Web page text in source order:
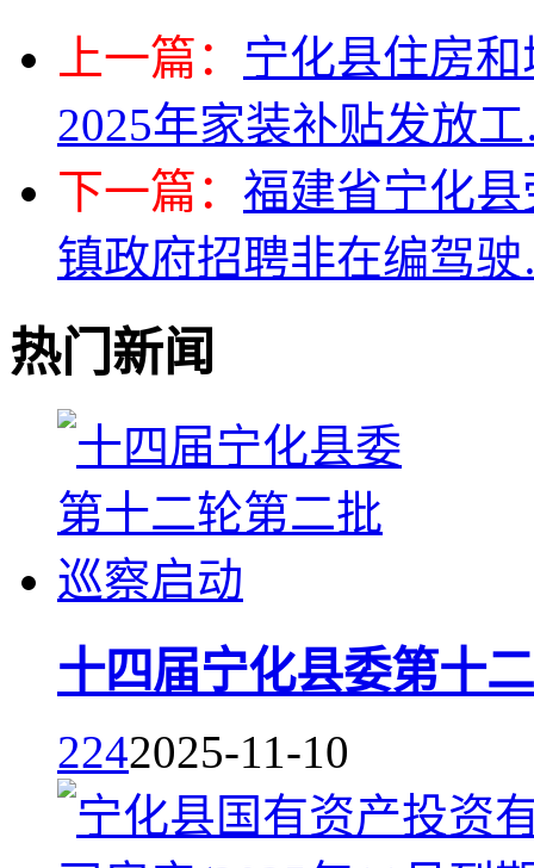
上一篇： 宁化县住房
2025年家装补贴发放
下一篇： 福建省宁化
镇政府招聘非在编驾
热门新闻
十四届宁化县委第十
2242025-11-10